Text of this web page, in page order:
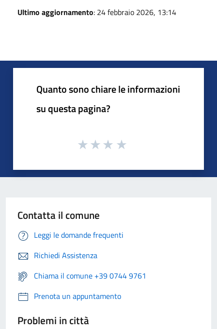
Ultimo aggiornamento: 24 febbraio 2026, 13:14
Quanto sono chiare le informazioni
su questa pagina?
Contatta il comune
Leggi le domande frequenti
Richiedi Assistenza
Chiama il comune +39 0744 9761
Prenota un appuntamento
Problemi in città